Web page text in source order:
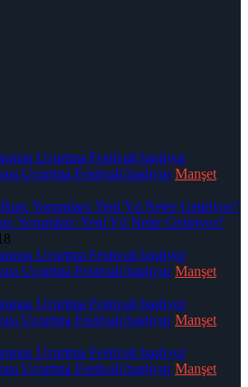
Uçurtma Festivali başlıyor Manşet
Yorumları: Yeni Yıl Neler Getiriyor?
Uçurtma Festivali başlıyor Manşet
Uçurtma Festivali başlıyor Manşet
Uçurtma Festivali başlıyor Manşet